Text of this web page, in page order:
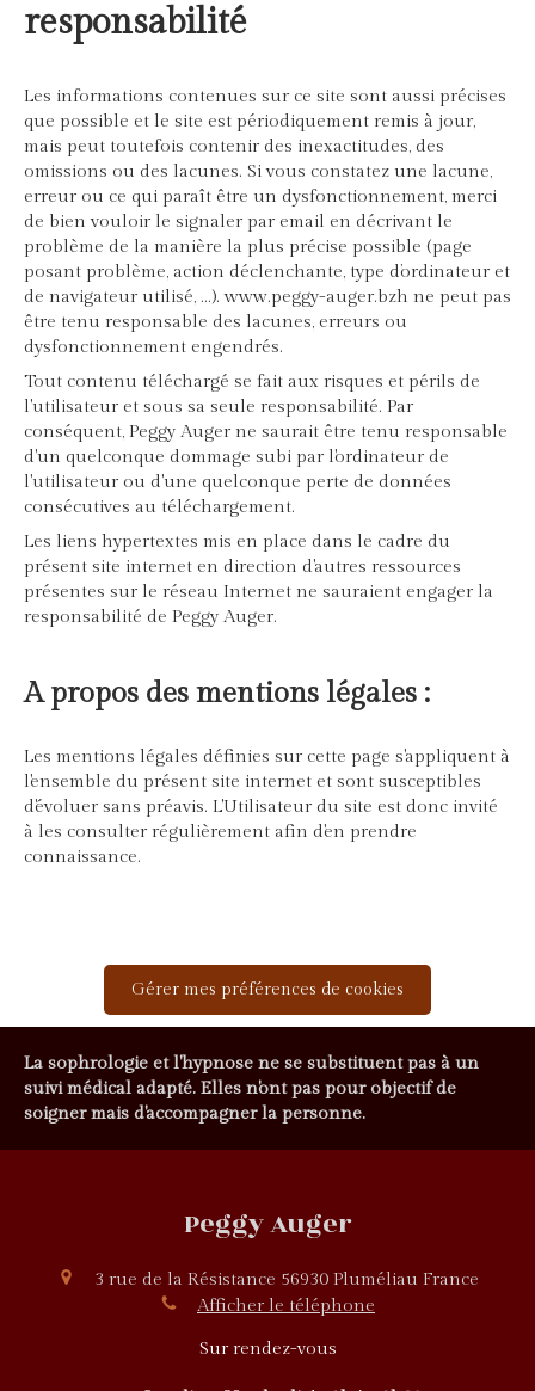
responsabilité
Les informations contenues sur ce site sont aussi précises
que possible et le site est périodiquement remis à jour,
mais peut toutefois contenir des inexactitudes, des
omissions ou des lacunes. Si vous constatez une lacune,
erreur ou ce qui paraît être un dysfonctionnement, merci
de bien vouloir le signaler par email en décrivant le
problème de la manière la plus précise possible (page
posant problème, action déclenchante, type d’ordinateur et
de navigateur utilisé, …). www.peggy-auger.bzh ne peut pas
être tenu responsable des lacunes, erreurs ou
dysfonctionnement engendrés.
Tout contenu téléchargé se fait aux risques et périls de
l'utilisateur et sous sa seule responsabilité. Par
conséquent, Peggy Auger ne saurait être tenu responsable
d'un quelconque dommage subi par l'ordinateur de
l'utilisateur ou d'une quelconque perte de données
consécutives au téléchargement.
Les liens hypertextes mis en place dans le cadre du
présent site internet en direction d'autres ressources
présentes sur le réseau Internet ne sauraient engager la
responsabilité de Peggy Auger.
A propos des mentions légales :
Les mentions légales définies sur cette page s'appliquent à
l'ensemble du présent site internet et sont susceptibles
d'évoluer sans préavis. L'Utilisateur du site est donc invité
à les consulter régulièrement afin d'en prendre
connaissance.
Gérer mes préférences de cookies
La sophrologie et l'hypnose ne se substituent pas à un
suivi médical adapté. Elles n'ont pas pour objectif de
soigner mais d'accompagner la personne.
Peggy Auger
3 rue de la Résistance 56930 Pluméliau France
Afficher le téléphone
Sur rendez-vous